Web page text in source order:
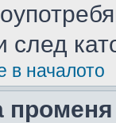
след
в началото